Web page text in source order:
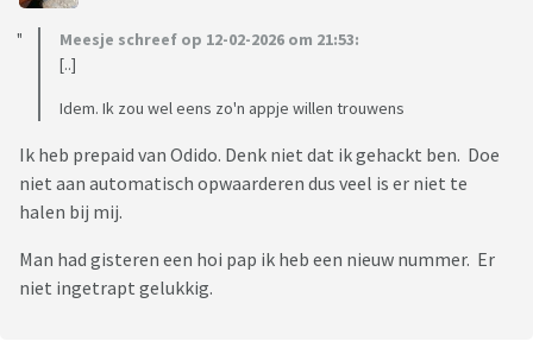
Meesje schreef op 12-02-2026 om 21:53:
[..]
Idem. Ik zou wel eens zo'n appje willen trouwens
Ik heb prepaid van Odido. Denk niet dat ik gehackt ben. Doe
niet aan automatisch opwaarderen dus veel is er niet te
halen bij mij.
Man had gisteren een hoi pap ik heb een nieuw nummer. Er
niet ingetrapt gelukkig.